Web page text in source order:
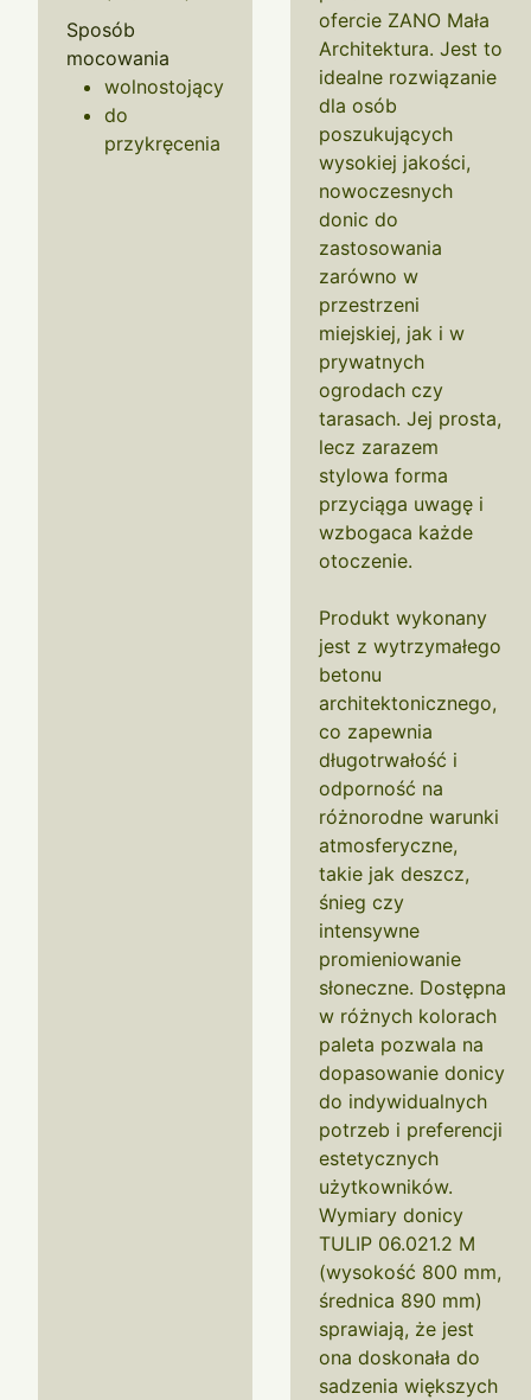
Sposób
mocowania
wolnostojący
do
przykręcenia
ofercie ZANO Mała
Architektura. Jest to
idealne rozwiązanie
dla osób
poszukujących
wysokiej jakości,
nowoczesnych
donic do
zastosowania
zarówno w
przestrzeni
miejskiej, jak i w
prywatnych
ogrodach czy
tarasach. Jej prosta,
lecz zarazem
stylowa forma
przyciąga uwagę i
wzbogaca każde
otoczenie.
Produkt wykonany
jest z wytrzymałego
betonu
architektonicznego,
co zapewnia
długotrwałość i
odporność na
różnorodne warunki
atmosferyczne,
takie jak deszcz,
śnieg czy
intensywne
promieniowanie
słoneczne. Dostępna
w różnych kolorach
paleta pozwala na
dopasowanie donicy
do indywidualnych
potrzeb i preferencji
estetycznych
użytkowników.
Wymiary donicy
TULIP 06.021.2 M
(wysokość 800 mm,
średnica 890 mm)
sprawiają, że jest
ona doskonała do
sadzenia większych